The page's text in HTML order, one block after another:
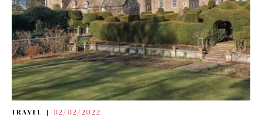
TRAVEL 02/02/2022